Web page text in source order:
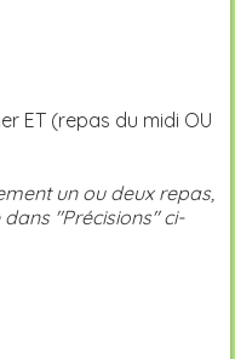
ET (repas du midi OU
un ou deux repas,
"Précisions" ci-